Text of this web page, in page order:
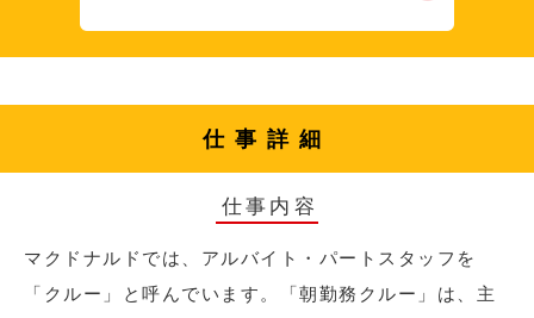
仕事詳細
仕事内容
マクドナルドでは、アルバイト・パートスタッフを
「クルー」と呼んでいます。「朝勤務クルー」は、主